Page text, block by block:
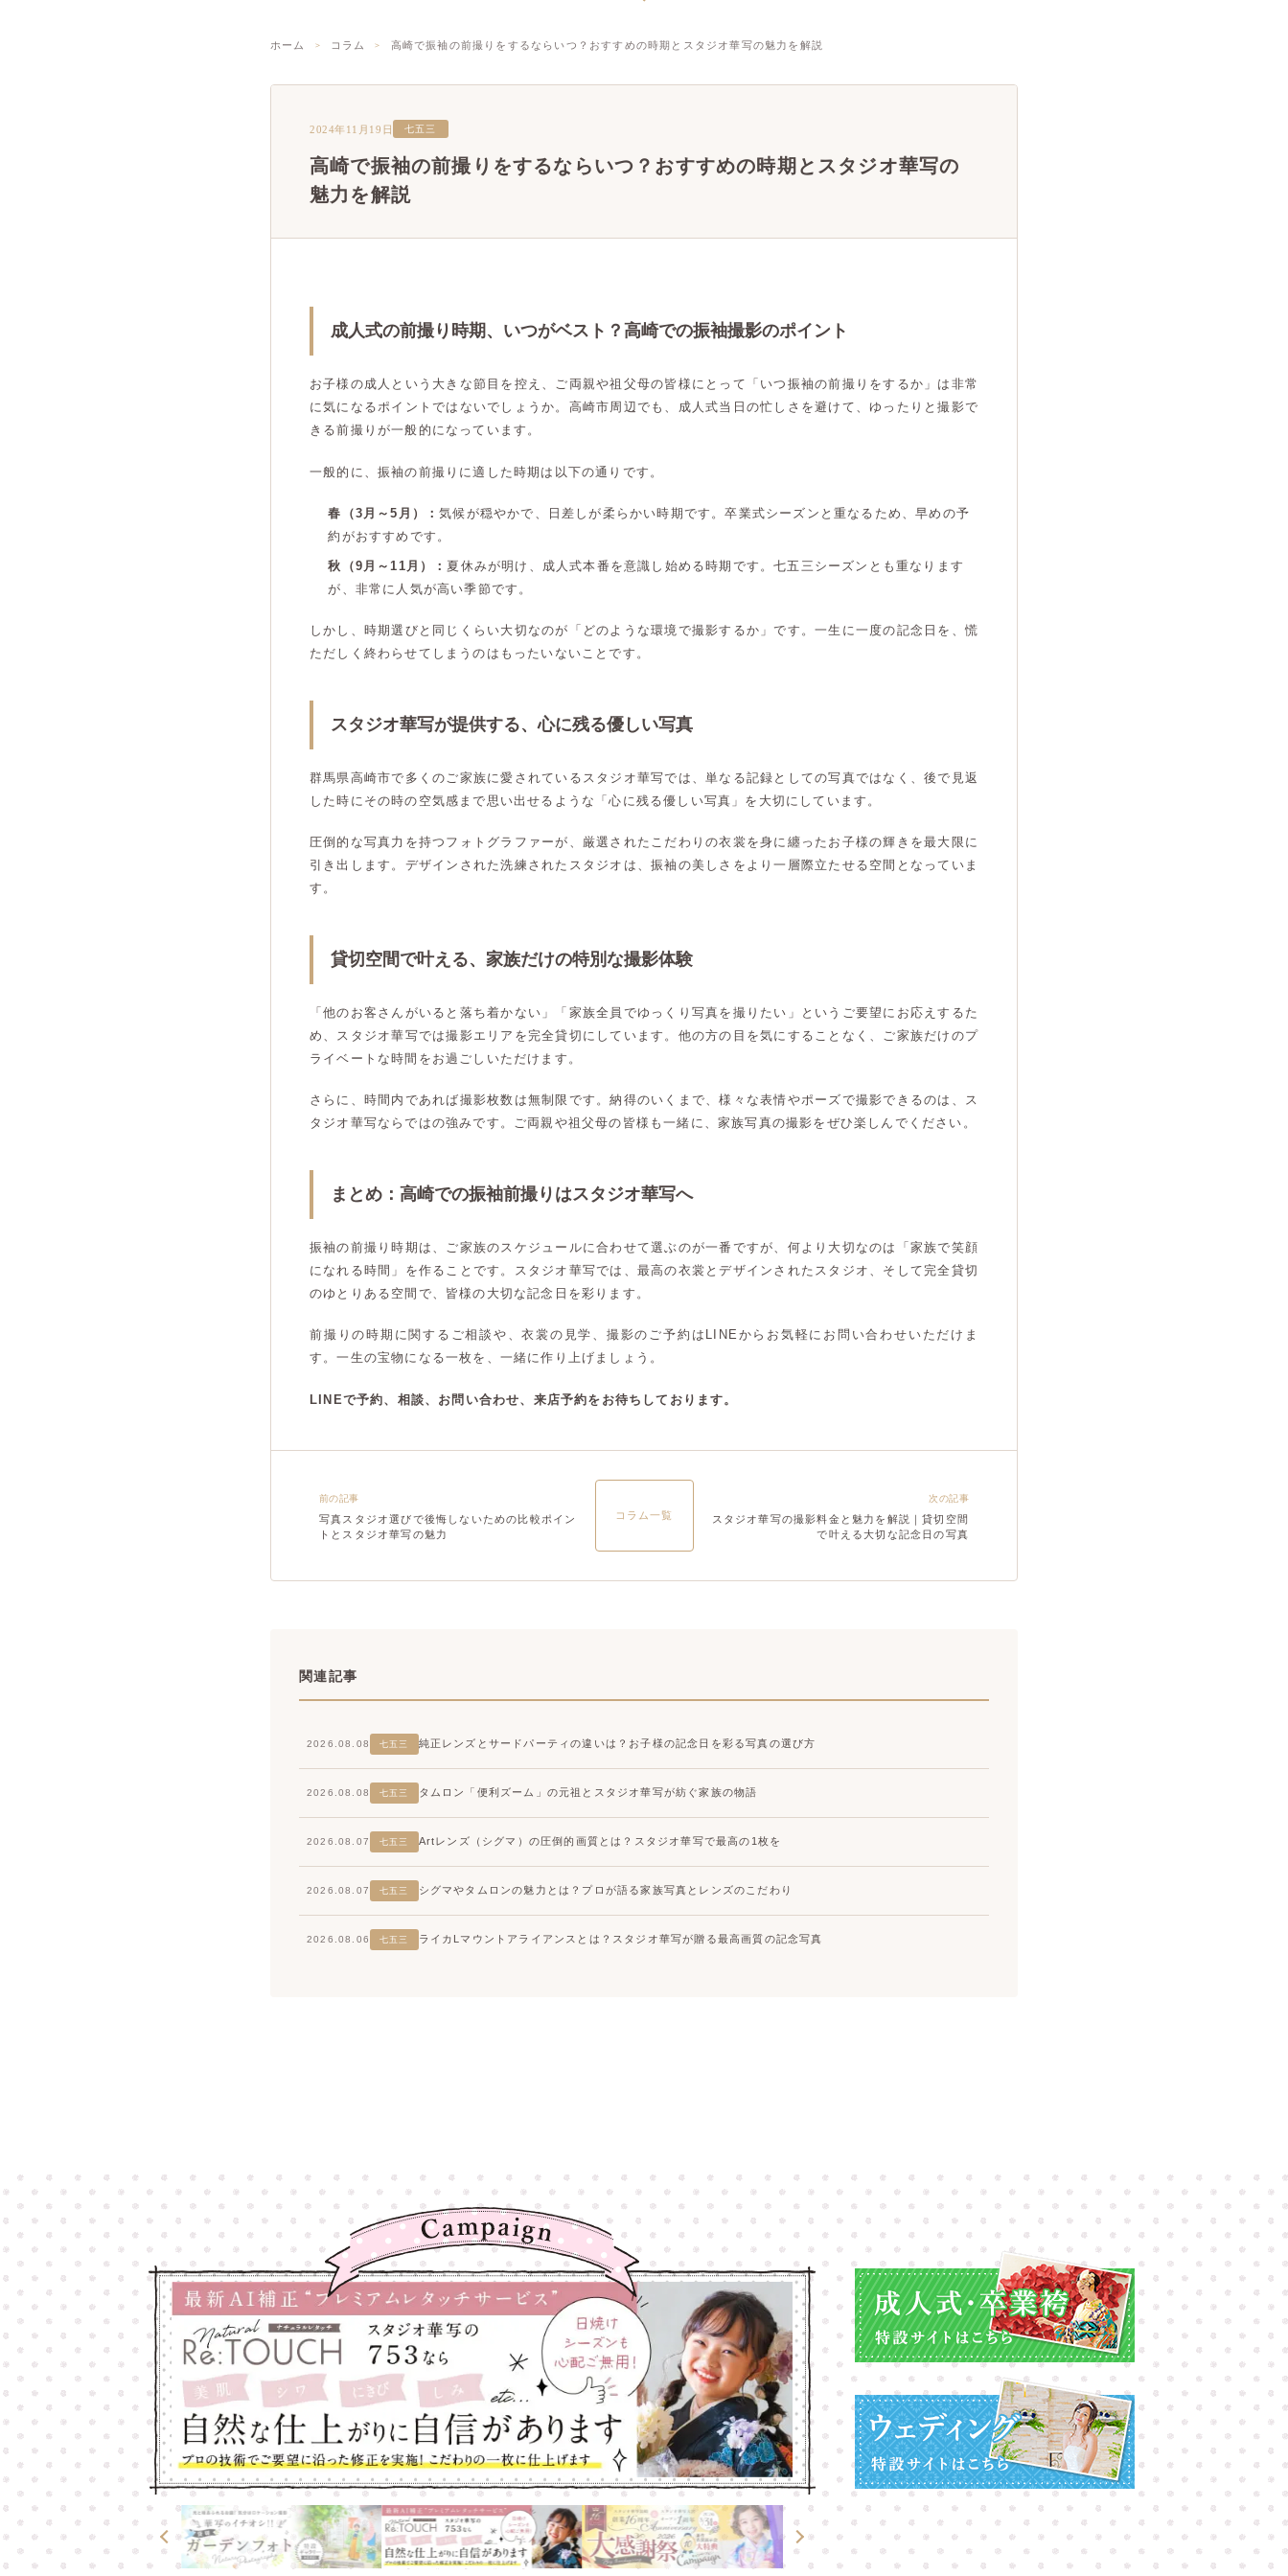
ホーム コラム 高崎で振袖の前撮りをするならいつ？おすすめの時期とスタジオ華写の魅力を解説
2024年11月19日 七五三
高崎で振袖の前撮りをするならいつ？おすすめの時期とスタジオ華写の
魅力を解説
成人式の前撮り時期、いつがベスト？高崎での振袖撮影のポイント
お子様の成人という大きな節目を控え、ご両親や祖父母の皆様にとって「いつ振袖の前撮りをするか」は非常
に気になるポイントではないでしょうか。高崎市周辺でも、成人式当日の忙しさを避けて、ゆったりと撮影で
きる前撮りが一般的になっています。
一般的に、振袖の前撮りに適した時期は以下の通りです。
春（3月～5月）：気候が穏やかで、日差しが柔らかい時期です。卒業式シーズンと重なるため、早めの予
約がおすすめです。
秋（9月～11月）： 夏休みが明け、成人式本番を意識し始める時期です。七五三シーズンとも重なります
が、非常に人気が高い季節です。
しかし、時期選びと同じくらい大切なのが「どのような環境で撮影するか」です。一生に一度の記念日を、慌
ただしく終わらせてしまうのはもったいないことです。
スタジオ華写が提供する、心に残る優しい写真
群馬県高崎市で多くのご家族に愛されているスタジオ華写では、単なる記録としての写真ではなく、後で見返
した時にその時の空気感まで思い出せるような「心に残る優しい写真」を大切にしています。
圧倒的な写真力を持つフォトグラファーが、厳選されたこだわりの衣裳を身に纏ったお子様の輝きを最大限に
引き出します。デザインされた洗練されたスタジオは、振袖の美しさをより一層際立たせる空間となっていま
す。
貸切空間で叶える、家族だけの特別な撮影体験
「他のお客さんがいると落ち着かない」「家族全員でゆっくり写真を撮りたい」というご要望にお応えするた
め、スタジオ華写では撮影エリアを完全貸切にしています。他の方の目を気にすることなく、ご家族だけのプ
ライベートな時間をお過ごしいただけます。
さらに、時間内であれば撮影枚数は無制限です。納得のいくまで、様々な表情やポーズで撮影できるのは、ス
タジオ華写ならではの強みです。ご両親や祖父母の皆様も一緒に、家族写真の撮影をぜひ楽しんでください。
まとめ：高崎での振袖前撮りはスタジオ華写へ
振袖の前撮り時期は、ご家族のスケジュールに合わせて選ぶのが一番ですが、何より大切なのは「家族で笑顔
になれる時間」を作ることです。スタジオ華写では、最高の衣裳とデザインされたスタジオ、そして完全貸切
のゆとりある空間で、皆様の大切な記念日を彩ります。
前撮りの時期に関するご相談や、衣裳の見学、撮影のご予約はLINEからお気軽にお問い合わせいただけま
す。一生の宝物になる一枚を、一緒に作り上げましょう。
LINEで予約、相談、お問い合わせ、来店予約をお待ちしております。
前の記事
写真スタジオ選びで後悔しないための比較ポイン
トとスタジオ華写の魅力
コラム一覧
次の記事
スタジオ華写の撮影料金と魅力を解説｜貸切空間
で叶える大切な記念日の写真
関連記事
2026.08.08 七五三 純正レンズとサードパーティの違いは？お子様の記念日を彩る写真の選び方
2026.08.08 七五三 タムロン「便利ズーム」の元祖とスタジオ華写が紡ぐ家族の物語
2026.08.07 七五三 Artレンズ（シグマ）の圧倒的画質とは？スタジオ華写で最高の1枚を
2026.08.07 七五三 シグマやタムロンの魅力とは？プロが語る家族写真とレンズのこだわり
2026.08.06 七五三 ライカLマウントアライアンスとは？スタジオ華写が贈る最高画質の記念写真
高崎店
高崎店